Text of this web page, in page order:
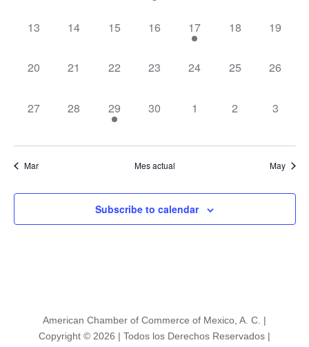
0
13
0
14
0
15
0
16
1
evento,
17
0
18
0
19
0
20
0
21
0
22
0
23
0
24
0
25
0
26
0
27
0
28
1
evento,
29
0
30
0
1
0
2
0
3
Mar Mes actual May
Subscribe to calendar
American Chamber of Commerce of Mexico, A. C. |
Copyright © 2026 | Todos los Derechos Reservados |